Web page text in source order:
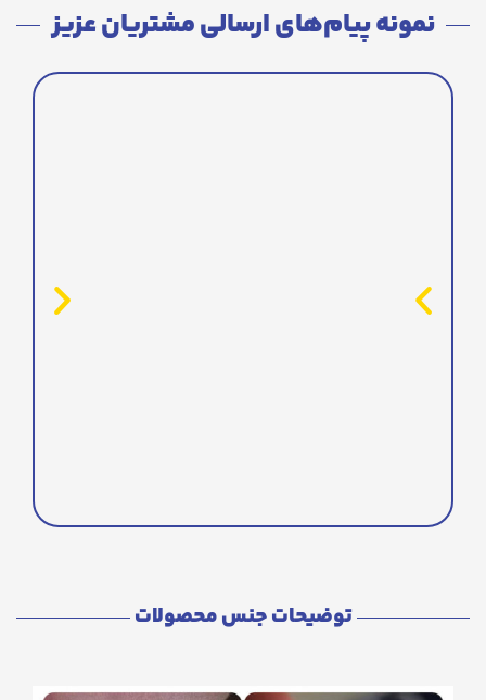
نمونه پیام‌های ارسالی مشتریان عزیز
توضیحات جنس محصولات